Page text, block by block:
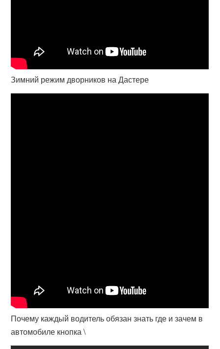
Зимний режим дворников на Дастере
Почему каждый водитель обязан знать где и зачем в
автомобиле кнопка \